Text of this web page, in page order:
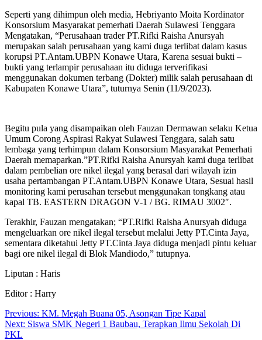
Seperti yang dihimpun oleh media, Hebriyanto Moita Kordinator
Konsorsium Masyarakat pemerhati Daerah Sulawesi Tenggara
Mengatakan, “Perusahaan trader PT.Rifki Raisha Anursyah
merupakan salah perusahaan yang kami duga terlibat dalam kasus
korupsi PT.Antam.UBPN Konawe Utara, Karena sesuai bukti –
bukti yang terlampir perusahaan itu diduga terverifikasi
menggunakan dokumen terbang (Dokter) milik salah perusahaan di
Kabupaten Konawe Utara”, tuturnya Senin (11/9/2023).
Begitu pula yang disampaikan oleh Fauzan Dermawan selaku Ketua
Umum Corong Aspirasi Rakyat Sulawesi Tenggara, salah satu
lembaga yang terhimpun dalam Konsorsium Masyarakat Pemerhati
Daerah memaparkan.”PT.Rifki Raisha Anursyah kami duga terlibat
dalam pembelian ore nikel ilegal yang berasal dari wilayah izin
usaha pertambangan PT.Antam.UBPN Konawe Utara, Sesuai hasil
monitoring kami perusahan tersebut menggunakan tongkang atau
kapal TB. EASTERN DRAGON V-1 / BG. RIMAU 3002″.
Terakhir, Fauzan mengatakan; “PT.Rifki Raisha Anursyah diduga
mengeluarkan ore nikel ilegal tersebut melalui Jetty PT.Cinta Jaya,
sementara diketahui Jetty PT.Cinta Jaya diduga menjadi pintu keluar
bagi ore nikel ilegal di Blok Mandiodo,” tutupnya.
Liputan : Haris
Editor : Harry
Navigasi
pos
Previous: KM. Megah Buana 05, Asongan Tipe Kapal
Next: Siswa SMK Negeri 1 Baubau, Terapkan Ilmu Sekolah Di
PKL